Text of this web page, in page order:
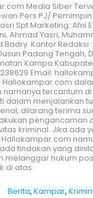
Media Siber
Pers PJ/ Pemimpin
Spt Marketing: Afni
Ahmad Yasri,
Badry. Kantor Redaksi
Padang Tengah,
Kampa
Email:
Hallokampar.com
tercantum di
dalam menjalankan
dilarang terima
pengancaman
kriminal. Jika ada
tindakan yang
melanggar hukum
di atas.
Berita, Kampar,